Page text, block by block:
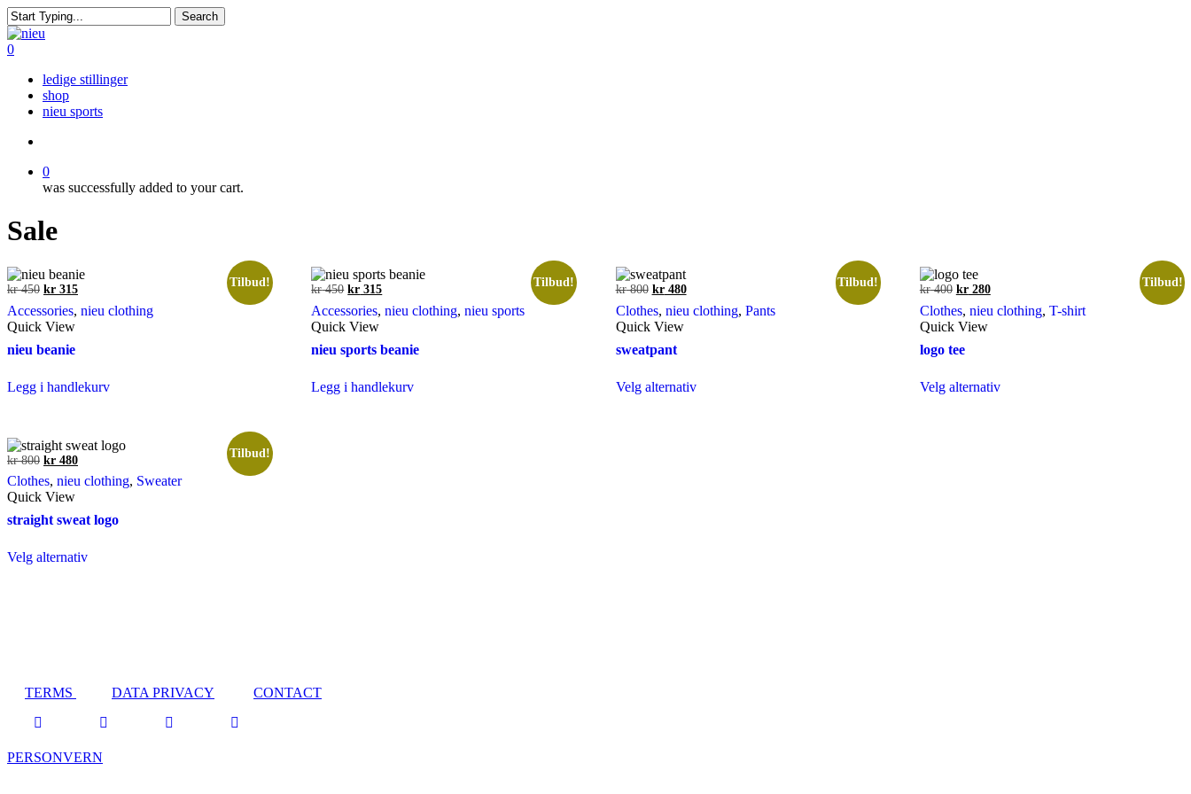
Skip
to
main
Search
Close
Search
search
0
ledige stillinger
shop
nieu sports
0
was successfully added to your cart.
Sale
Tilbud!
kr450 Opprinnelig
var:
kr 450.
kr 315Nåværende
er:
Accessories, nieu clothing
Quick View
nieu beanie
Legg i handlekurv
Tilbud!
kr450 Opprinnelig
var:
kr 450.
kr 315Nåværende
er:
Accessories,nieu clothing,nieu sports
Quick View
nieu sports beanie
Legg i handlekurv
Tilbud!
kr800 Opprinnelig
var:
kr 800.
kr480Nåværende
er:
Clothes, nieu clothing, Pants
Quick View
sweatpant
Velg alternativproduktet
Tilbud!
kr400 Opprinnelig
var:
kr 400.
kr280Nåværende
er:
Clothes, nieu clothing, T-shirt
Quick View
logo tee
Velg alternativproduktet
Tilbud!
kr800 Opprinnelig
var:
kr 800.
kr 480Nåværende
pris
er:
Clothes, nieu clothing, Sweater
Quick View
straight sweat logo
Velg alternativproduktet
produktsiden
TERMS DATA PRIVACY CONTACT
PERSONVERN